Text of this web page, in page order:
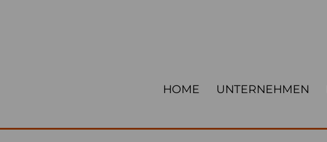
HOME UNTERNEHMEN